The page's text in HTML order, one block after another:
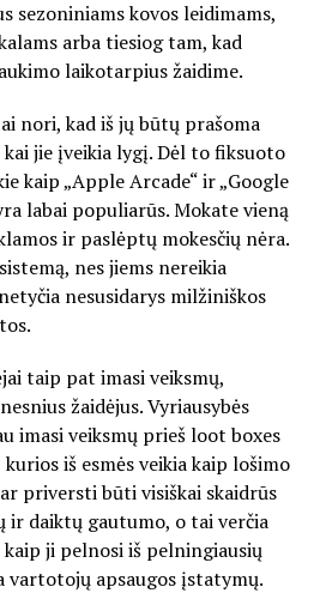
sezoniniams kovos leidimams,
arba tiesiog tam, kad
laikotarpius žaidime.
nori, kad iš jų būtų prašoma
jie įveikia lygį. Dėl to fiksuoto
kaip „Apple Arcade“ ir „Google
labai populiarūs. Mokate vieną
ir paslėptų mokesčių nėra.
nes jiems nereikia
nesusidarys milžiniškos
taip pat imasi veiksmų,
žaidėjus. Vyriausybės
imasi veiksmų prieš loot boxes
iš esmės veikia kaip lošimo
priversti būti visiškai skaidrūs
ir daiktų gautumo, o tai verčia
ji pelnosi iš pelningiausių
vartotojų apsaugos įstatymų.